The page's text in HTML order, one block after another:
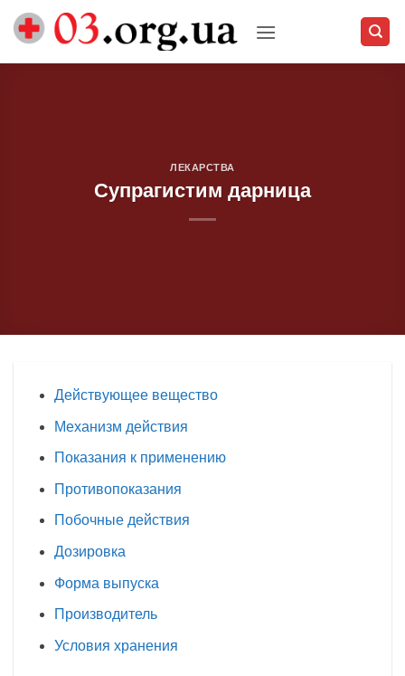
Skip
ЛЕКАРСТВА
Супрагистим дарница
Действующее вещество
Механизм действия
Показания к применению
Противопоказания
Побочные действия
Дозировка
Форма выпуска
Производитель
Условия хранения